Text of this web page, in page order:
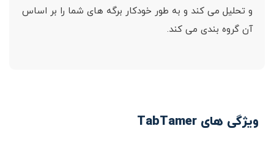
و تحلیل می کند و به طور خودکار برگه های شما را بر اساس
آن گروه بندی می کند.
ویژگی های TabTamer